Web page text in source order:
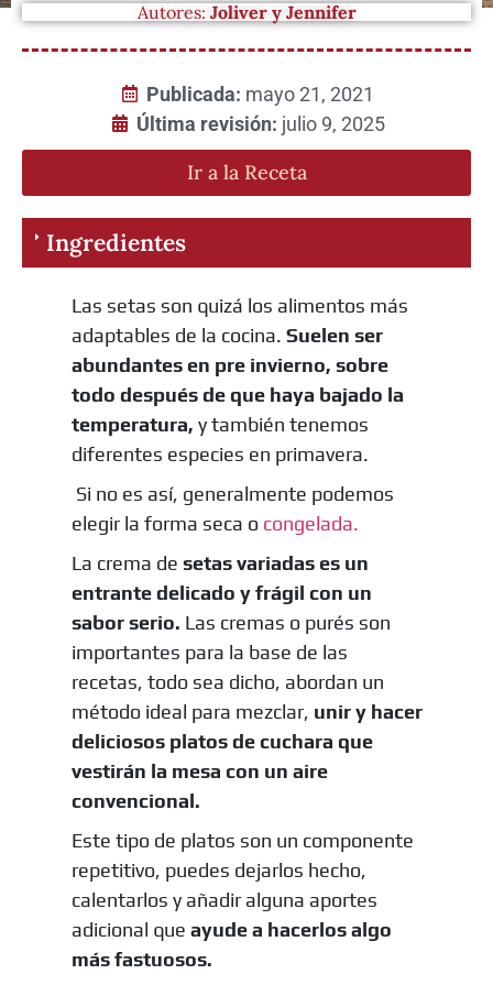
Autores: Joliver y Jennifer
Publicada: mayo 21, 2021
Última revisión: julio 9, 2025
Ir a la Receta
Ingredientes
Las setas son quizá los alimentos más
adaptables de la cocina. Suelen ser
abundantes en pre invierno, sobre
todo después de que haya bajado la
temperatura, y también tenemos
diferentes especies en primavera.
Si no es así, generalmente podemos
elegir la forma seca o congelada.
La crema de setas variadas es un
entrante delicado y frágil con un
sabor serio. Las cremas o purés son
importantes para la base de las
recetas, todo sea dicho, abordan un
método ideal para mezclar, unir y hacer
deliciosos platos de cuchara que
vestirán la mesa con un aire
convencional.
Este tipo de platos son un componente
repetitivo, puedes dejarlos hecho,
calentarlos y añadir alguna aportes
adicional que ayude a hacerlos algo
más fastuosos.